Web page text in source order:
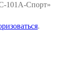
101А-Спорт»
.